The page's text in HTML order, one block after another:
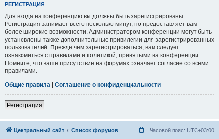
РЕГИСТРАЦИЯ
Для входа на конференцию вы должны быть зарегистрированы.
Регистрация занимает всего несколько минут, но предоставляет вам
более широкие возможности. Администратором конференции могут быть
установлены также дополнительные привилегии для зарегистрированных
пользователей. Прежде чем зарегистрироваться, вам следует
ознакомиться с правилами и политикой, принятыми на конференции.
Помните, что ваше присутствие на форумах означает согласие со всеми
правилами.
Общие правила | Соглашение о конфиденциальности
Регистрация
Центральный сайт Список форумов Часовой пояс: UTC+03:00